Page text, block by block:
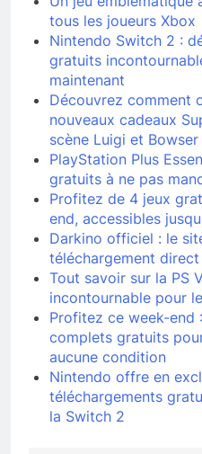
tous les joueurs Xbox
Nintendo Switch 2 :
gratuits
maintenant
Découvrez comment
nouveaux cadeaux
scène Luigi et
PlayStation Plus
gratuits à ne pas
Profitez de 4 jeux
end, accessibles
Darkino officiel : le
téléchargement
Tout savoir sur la PS
incontournable pour
Profitez ce week-end
complets gratuits
aucune condition
Nintendo offre en
téléchargements
la Switch 2